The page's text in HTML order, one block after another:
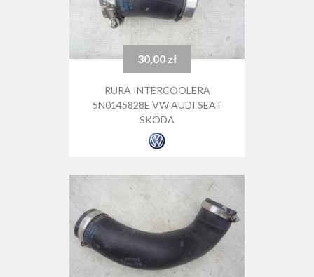
Cena30,00 zł
RURA INTERCOOLERA
5N0145828E VW AUDI SEAT
SKODA